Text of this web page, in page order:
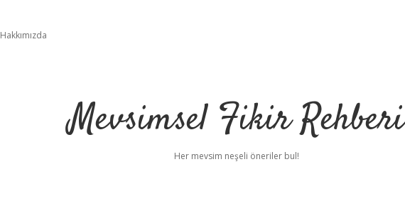
Hakkımızda
Mevsimsel Fikir Rehberi
Her mevsim neşeli öneriler bul!